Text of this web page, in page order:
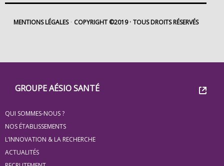
Groupe
Eovi
pour
les
minis
GROUPE AÉSIO SANTÉ
QUI SOMMES-NOUS ?
NOS ÉTABLISSEMENTS
L’INNOVATION & LA RECHERCHE
ACTUALITÉS
MENTIONS LÉGALES COPYRIGHT ©2019 TOUS DROITS RÉSERVÉS